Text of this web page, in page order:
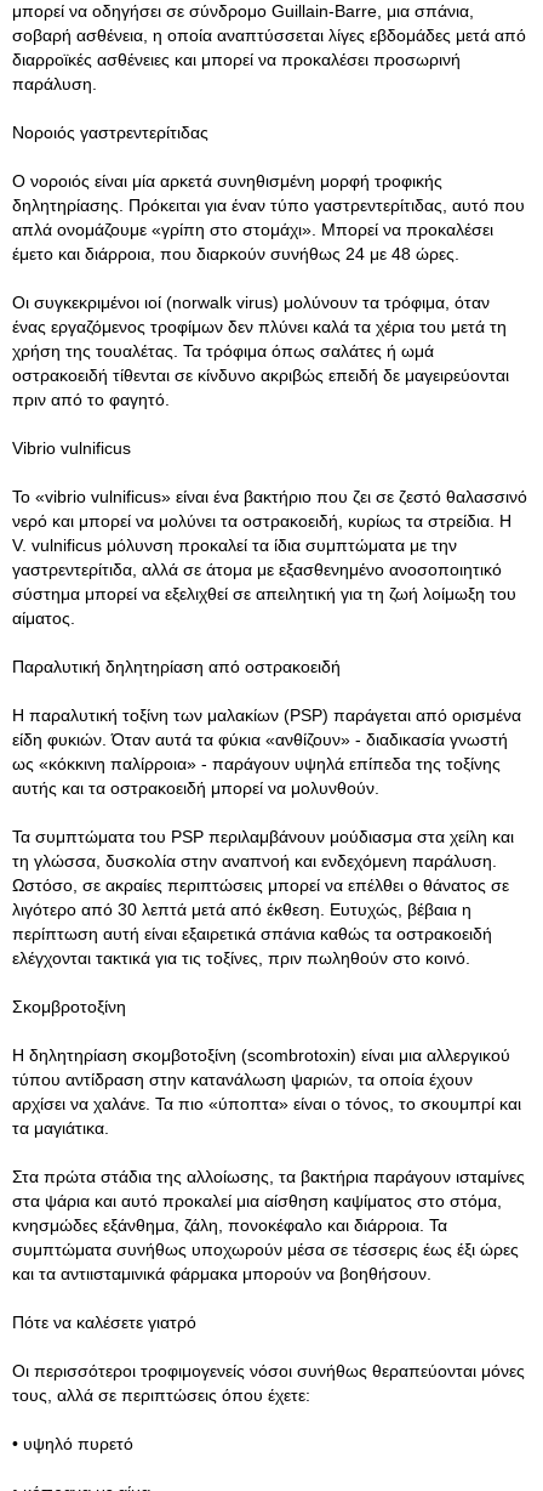
μπορεί να οδηγήσει σε σύνδρομο Guillain-Barre, μια σπάνια,
σοβαρή ασθένεια, η οποία αναπτύσσεται λίγες εβδομάδες μετά από
διαρροϊκές ασθένειες και μπορεί να προκαλέσει προσωρινή
παράλυση.
Νοροιός γαστρεντερίτιδας
Ο νοροιός είναι μία αρκετά συνηθισμένη μορφή τροφικής
δηλητηρίασης. Πρόκειται για έναν τύπο γαστρεντερίτιδας, αυτό που
απλά ονομάζουμε «γρίπη στο στομάχι». Μπορεί να προκαλέσει
έμετο και διάρροια, που διαρκούν συνήθως 24 με 48 ώρες.
Οι συγκεκριμένοι ιοί (norwalk virus) μολύνουν τα τρόφιμα, όταν
ένας εργαζόμενος τροφίμων δεν πλύνει καλά τα χέρια του μετά τη
χρήση της τουαλέτας. Τα τρόφιμα όπως σαλάτες ή ωμά
οστρακοειδή τίθενται σε κίνδυνο ακριβώς επειδή δε μαγειρεύονται
πριν από το φαγητό.
Vibrio vulnificus
Το «vibrio vulnificus» είναι ένα βακτήριο που ζει σε ζεστό θαλασσινό
νερό και μπορεί να μολύνει τα οστρακοειδή, κυρίως τα στρείδια. Η
V. vulnificus μόλυνση προκαλεί τα ίδια συμπτώματα με την
γαστρεντερίτιδα, αλλά σε άτομα με εξασθενημένο ανοσοποιητικό
σύστημα μπορεί να εξελιχθεί σε απειλητική για τη ζωή λοίμωξη του
αίματος.
Παραλυτική δηλητηρίαση από οστρακοειδή
Η παραλυτική τοξίνη των μαλακίων (PSP) παράγεται από ορισμένα
είδη φυκιών. Όταν αυτά τα φύκια «ανθίζουν» - διαδικασία γνωστή
ως «κόκκινη παλίρροια» - παράγουν υψηλά επίπεδα της τοξίνης
αυτής και τα οστρακοειδή μπορεί να μολυνθούν.
Τα συμπτώματα του PSP περιλαμβάνουν μούδιασμα στα χείλη και
τη γλώσσα, δυσκολία στην αναπνοή και ενδεχόμενη παράλυση.
Ωστόσο, σε ακραίες περιπτώσεις μπορεί να επέλθει ο θάνατος σε
λιγότερο από 30 λεπτά μετά από έκθεση. Ευτυχώς, βέβαια η
περίπτωση αυτή είναι εξαιρετικά σπάνια καθώς τα οστρακοειδή
ελέγχονται τακτικά για τις τοξίνες, πριν πωληθούν στο κοινό.
Σκομβροτοξίνη
Η δηλητηρίαση σκομβοτοξίνη (scombrotoxin) είναι μια αλλεργικού
τύπου αντίδραση στην κατανάλωση ψαριών, τα οποία έχουν
αρχίσει να χαλάνε. Τα πιο «ύποπτα» είναι ο τόνος, το σκουμπρί και
τα μαγιάτικα.
Στα πρώτα στάδια της αλλοίωσης, τα βακτήρια παράγουν ισταμίνες
στα ψάρια και αυτό προκαλεί μια αίσθηση καψίματος στο στόμα,
κνησμώδες εξάνθημα, ζάλη, πονοκέφαλο και διάρροια. Τα
συμπτώματα συνήθως υποχωρούν μέσα σε τέσσερις έως έξι ώρες
και τα αντιισταμινικά φάρμακα μπορούν να βοηθήσουν.
Πότε να καλέσετε γιατρό
Οι περισσότεροι τροφιμογενείς νόσοι συνήθως θεραπεύονται μόνες
τους, αλλά σε περιπτώσεις όπου έχετε:
• υψηλό πυρετό